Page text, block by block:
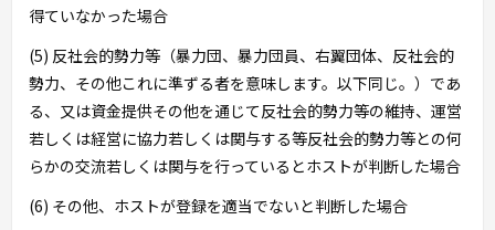
得ていなかった場合
(5) 反社会的勢力等（暴力団、暴力団員、右翼団体、反社会的
勢力、その他これに準ずる者を意味します。以下同じ。）であ
る、又は資金提供その他を通じて反社会的勢力等の維持、運営
若しくは経営に協力若しくは関与する等反社会的勢力等との何
らかの交流若しくは関与を行っているとホストが判断した場合
(6) その他、ホストが登録を適当でないと判断した場合